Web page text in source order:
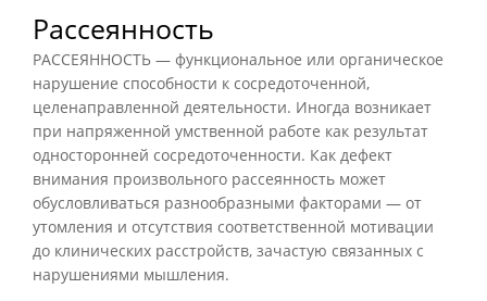
Рассеянность
РАССЕЯННОСТЬ — функциональное или органическое
нарушение способности к сосредоточенной,
целенаправленной деятельности. Иногда возникает
при напряженной умственной работе как результат
односторонней сосредоточенности. Как дефект
внимания произвольного рассеянность может
обусловливаться разнообразными факторами — от
утомления и отсутствия соответственной мотивации
до клинических расстройств, зачастую связанных с
нарушениями мышления.